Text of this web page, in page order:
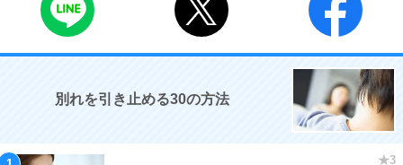
別れを引き止める30の方法